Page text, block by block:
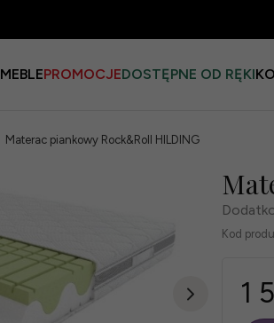
MEBLEPROMOCJEDOSTĘPNE OD RĘKI
Materac piankowy Rock&Roll HILDING
Kod
1